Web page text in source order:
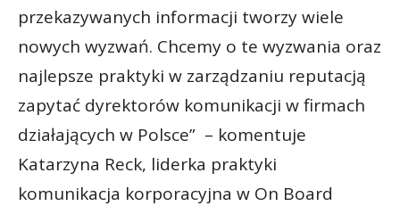
przekazywanych informacji tworzy wiele
nowych wyzwań. Chcemy o te wyzwania oraz
najlepsze praktyki w zarządzaniu reputacją
zapytać dyrektorów komunikacji w firmach
działających w Polsce” – komentuje
Katarzyna Reck, liderka praktyki
komunikacja korporacyjna w On Board